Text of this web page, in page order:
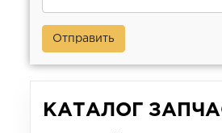
Отправить
КАТАЛОГ